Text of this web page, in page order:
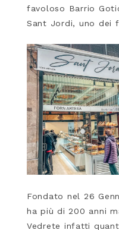
favoloso Barrio
Sant Jordi, uno dei
Fondato nel 26
ha più di 200 anni
Vedrete infatti